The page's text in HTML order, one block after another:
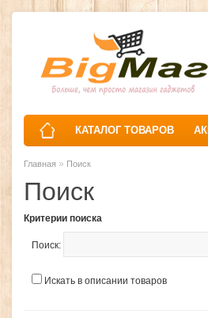
КАТАЛОГ ТОВАРОВ
Главная » Поиск
Поиск
Критерии поиска
Поиск:
Искать в описании товаров